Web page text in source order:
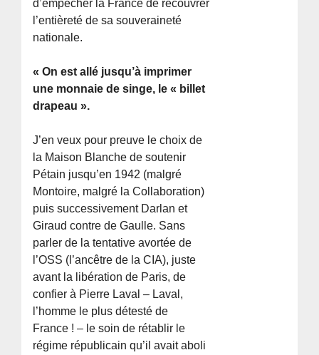
d’empêcher la France de recouvrer
l’entièreté de sa souveraineté
nationale.
« On est allé jusqu’à imprimer
une monnaie de singe, le « billet
drapeau ».
J’en veux pour preuve le choix de
la Maison Blanche de soutenir
Pétain jusqu’en 1942 (malgré
Montoire, malgré la Collaboration)
puis successivement Darlan et
Giraud contre de Gaulle. Sans
parler de la tentative avortée de
l’OSS (l’ancêtre de la CIA), juste
avant la libération de Paris, de
confier à Pierre Laval – Laval,
l’homme le plus détesté de
France ! – le soin de rétablir le
régime républicain qu’il avait aboli